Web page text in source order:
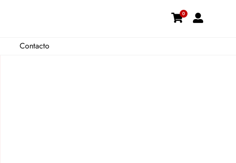
0
Contacto